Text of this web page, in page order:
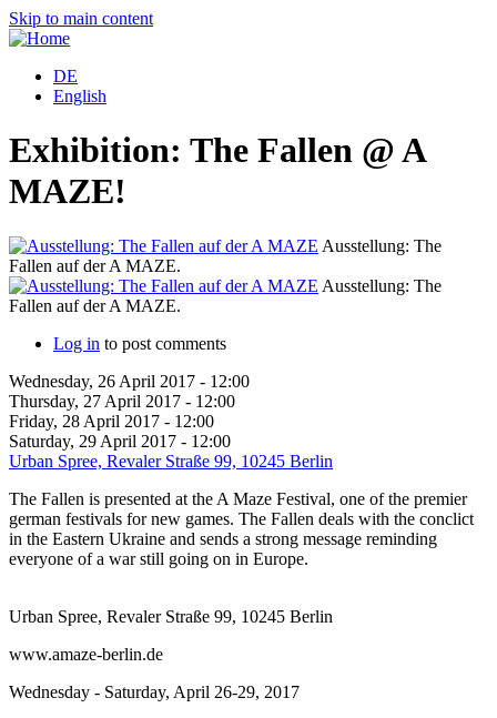
Skip to main content
DE
English
Exhibition: The Fallen @ A
MAZE!
Ausstellung: The
Fallen auf der A MAZE.
Ausstellung: The
Fallen auf der A MAZE.
Log in to post comments
Wednesday, 26 April 2017 - 12:00
Thursday, 27 April 2017 - 12:00
Friday, 28 April 2017 - 12:00
Saturday, 29 April 2017 - 12:00
Urban Spree, Revaler Straße 99, 10245 Berlin
The Fallen is presented at the A Maze Festival, one of the premier
german festivals for new games. The Fallen deals with the conclict
in the Eastern Ukraine and sends a strong message reminding
everyone of a war still going on in Europe.
Urban Spree, Revaler Straße 99, 10245 Berlin
www.amaze-berlin.de
Wednesday - Saturday, April 26-29, 2017